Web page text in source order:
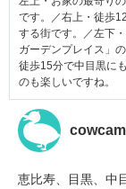
です。／右上・徒歩
する街です。／左下
ガーデンプレイス」
徒歩15分で中目黒に
のも楽しいですね。
恵比寿、目黒、中